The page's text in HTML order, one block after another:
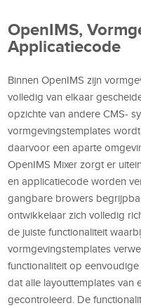
OpenIMS,
Applicatiecode
Binnen OpenIMS zijn
volledig van elkaar
opzichte van andere CMS-
vormgevingstemplates
daarvoor een aparte
OpenIMS Mixer zorgt er
en applicatiecode worden
gangbare browers
ontwikkelaar zich volledig
de juiste functionaliteit
vormgevingstemplates
functionaliteit op
dat alle layouttemplates van
gecontroleerd. De